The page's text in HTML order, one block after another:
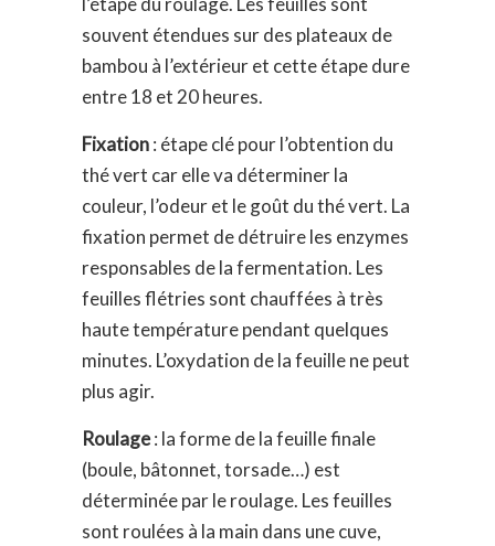
souvent étendues sur des plateaux de
bambou à l’extérieur et cette étape dure
entre 18 et 20 heures.
Fixation: étape clé pour l’obtention du
thé vert car elle va déterminer la
couleur, l’odeur et le goût du thé vert. La
fixation permet de détruire les enzymes
responsables de la fermentation. Les
feuilles flétries sont chauffées à très
haute température pendant quelques
minutes. L’oxydation de la feuille ne peut
plus agir.
Roulage: la forme de la feuille finale
(boule, bâtonnet, torsade…) est
déterminée par le roulage. Les feuilles
sont roulées à la main dans une cuve,